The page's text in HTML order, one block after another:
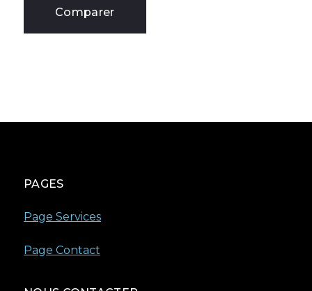
Comparer
PAGES
Page Services
Page Contact